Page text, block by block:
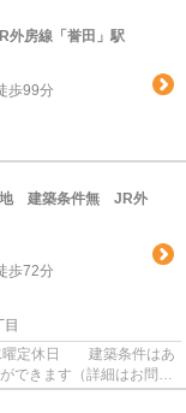
房線「誉田」駅
歩99分
地 建築条件無 JR外
歩72分
目
曜定休日 建築条件はあ
できます（詳細はお問い